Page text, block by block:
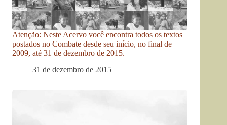
Atenção: Neste Acervo você encontra todos os textos
postados no Combate desde seu início, no final de
2009, até 31 de dezembro de 2015.
31 de dezembro de 2015